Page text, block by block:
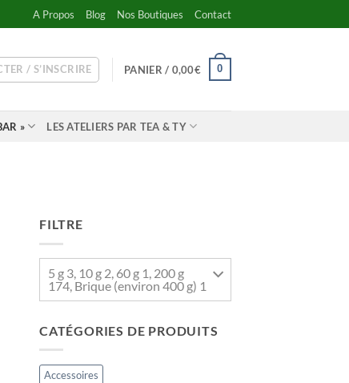
A Propos Blog Nos Boutiques Contact
/ S’INSCRIRE PANIER / 0,00€ 0
» LES ATELIERS PAR TEA & TY
FILTRE
5 g 3, 10 g 2, 60 g 1, 200 g
174, Brique (environ 400 g) 1
CATÉGORIES DE PRODUITS
Accessoires